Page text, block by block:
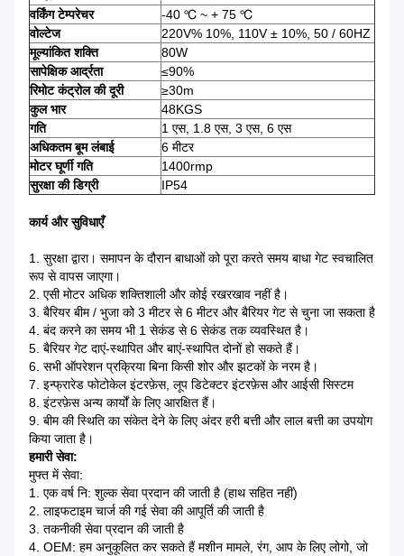
वर्किंग टेम्परेचर
-40 ℃ ~ + 75 ℃
वोल्टेज
220V% 10%, 110V ± 10%, 50 / 60HZ
मूल्यांकित शक्ति
80W
सापेक्षिक आर्द्रता
≤90%
रिमोट कंट्रोल की दूरी
≥30m
कुल भार
48KGS
गति
1 एस, 1.8 एस, 3 एस, 6 एस
अधिकतम बूम लंबाई
6 मीटर
मोटर घूर्णी गति
1400rmp
सुरक्षा की डिग्री
IP54
कार्य और सुविधाएँ
1. सुरक्षा द्वारा। समापन के दौरान बाधाओं को पूरा करते समय बाधा गेट स्वचालित
रूप से वापस जाएगा।
2. एसी मोटर अधिक शक्तिशाली और कोई रखरखाव नहीं है।
3. बैरियर बीम / भुजा को 3 मीटर से 6 मीटर और बैरियर गेट से चुना जा सकता है
4. बंद करने का समय भी 1 सेकंड से 6 सेकंड तक व्यवस्थित है।
5. बैरियर गेट दाएं-स्थापित और बाएं-स्थापित दोनों हो सकते हैं।
6. सभी ऑपरेशन प्रक्रिया बिना किसी शोर और झटकों के नरम है।
7. इन्फ्रारेड फोटोकेल इंटरफ़ेस, लूप डिटेक्टर इंटरफ़ेस और आईसी सिस्टम
8. इंटरफ़ेस अन्य कार्यों के लिए आरक्षित हैं।
9. बीम की स्थिति का संकेत देने के लिए अंदर हरी बत्ती और लाल बत्ती का उपयोग
किया जाता है।
हमारी सेवा:
मुफ्त में सेवा:
1. एक वर्ष नि: शुल्क सेवा प्रदान की जाती है (हाथ सहित नहीं)
2. लाइफटाइम चार्ज की गई सेवा की आपूर्ति की जाती है
3. तकनीकी सेवा प्रदान की जाती है
4. OEM: हम अनुकूलित कर सकते हैं मशीन मामले, रंग, आप के लिए लोगो, जो